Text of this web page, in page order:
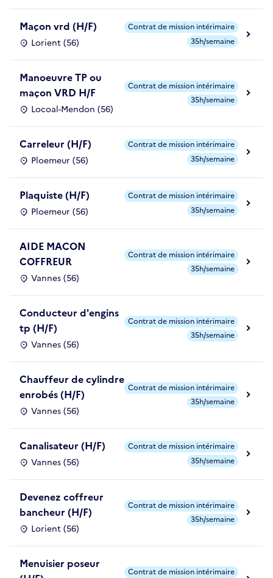
Maçon vrd (H/F)
Lorient (56)
Contrat de mission intérimaire
35h/semaine
Manoeuvre TP ou
maçon VRD H/F
Locoal-Mendon (56)
Contrat de mission intérimaire
35h/semaine
Carreleur (H/F)
Ploemeur (56)
Contrat de mission intérimaire
35h/semaine
Plaquiste (H/F)
Ploemeur (56)
Contrat de mission intérimaire
35h/semaine
AIDE MACON
COFFREUR
Vannes (56)
Contrat de mission intérimaire
35h/semaine
Conducteur d'engins
tp (H/F)
Vannes (56)
Contrat de mission intérimaire
35h/semaine
Chauffeur de cylindre
enrobés (H/F)
Vannes (56)
Contrat de mission intérimaire
35h/semaine
Canalisateur (H/F)
Vannes (56)
Contrat de mission intérimaire
35h/semaine
Devenez coffreur
bancheur (H/F)
Lorient (56)
Contrat de mission intérimaire
35h/semaine
Menuisier poseur
Contrat de mission intérimaire